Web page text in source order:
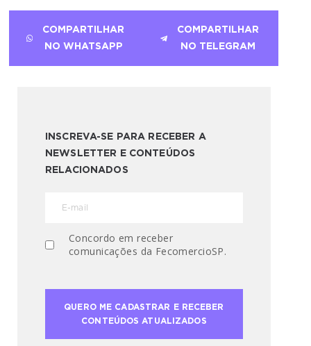
COMPARTILHAR
NO WHATSAPP
COMPARTILHAR
NO TELEGRAM
INSCREVA-SE PARA RECEBER A
NEWSLETTER E CONTEÚDOS
RELACIONADOS
Concordo em receber
comunicações da FecomercioSP.